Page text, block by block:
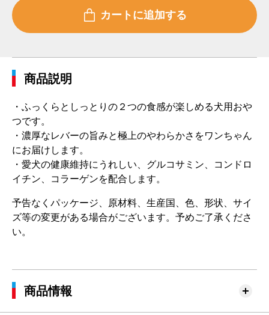
商品説明
・ふっくらとしっとりの２つの食感が楽しめる犬用おや
つです。
・濃厚なレバーの旨みと極上のやわらかさをワンちゃん
にお届けします。
・愛犬の健康維持にうれしい、グルコサミン、コンドロ
イチン、コラーゲンを配合します。
予告なくパッケージ、原材料、生産国、色、形状、サイ
ズ等の変更がある場合がございます。予めご了承くださ
い。
商品情報